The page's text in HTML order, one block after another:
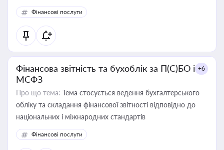
Фінансові послуги
Фінансова звітність та бухоблік за П(С)БО і
МСФЗ
+6
Про що тема: Тема стосується ведення бухгалтерського
обліку та складання фінансової звітності відповідно до
національних і міжнародних стандартів
Фінансові послуги